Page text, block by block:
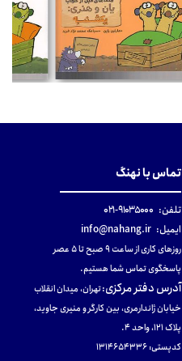
تماس با نهنگ
تلفن: ۹۱۰۳۵۰۰۰-۰۲۱
ایمیل: info@nahang.ir
روزهای کاری از ساعت ۹ صبح تا ۵ عصر
پاسخگوی تماس شما هستیم.
آدرس دفتر مرکزی:تهران، میدان انقلاب
خیابان ژاندارمری، بین کارگر و منیری جاوید،
پلاک 121، واحد ۴.
کدپستی: 131465433۶